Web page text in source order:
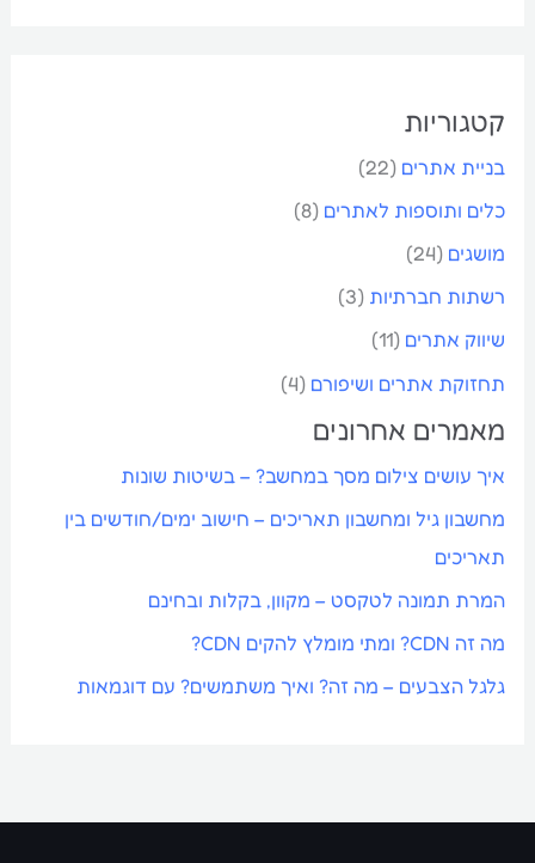
קטגוריות
בניית אתרים (22)
כלים ותוספות לאתרים (8)
מושגים (24)
רשתות חברתיות (3)
שיווק אתרים (11)
תחזוקת אתרים ושיפורם (4)
מאמרים אחרונים
איך עושים צילום מסך במחשב? – בשיטות שונות
מחשבון גיל ומחשבון תאריכים – חישוב ימים/חודשים בין
תאריכים
המרת תמונה לטקסט – מקוון, בקלות ובחינם
מה זה CDN? ומתי מומלץ להקים CDN?
גלגל הצבעים – מה זה? ואיך משתמשים? עם דוגמאות